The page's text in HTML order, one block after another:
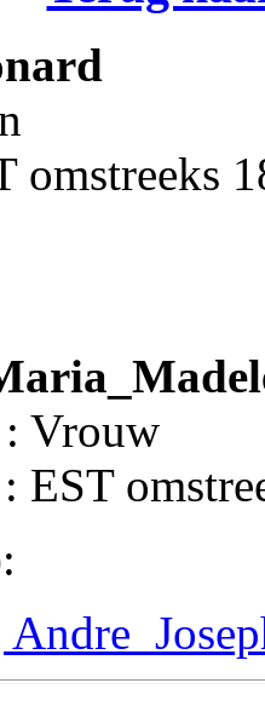
omstreeks
: Vrouw
EST
: